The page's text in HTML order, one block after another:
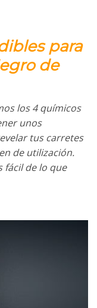
para
de
los 4 químicos
unos
tus carretes
de utilización.
fácil de lo que